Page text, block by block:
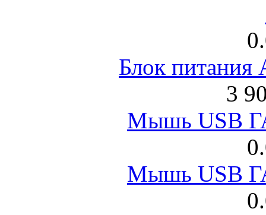
Блок питания
3
Мышь USB
Мышь USB